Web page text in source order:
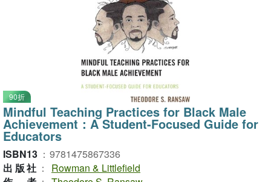
90折
Mindful Teaching Practices for Black Male
Achievement：A Student-Focused Guide for
Educators
ISBN13 ： 9781475867336
出版社 ：
Rowman & Littlefield